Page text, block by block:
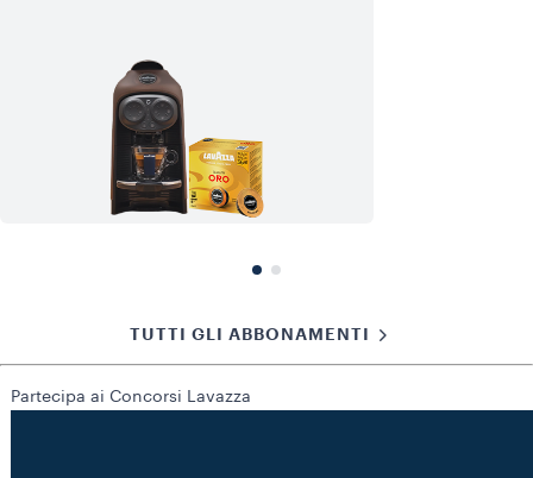
TUTTI GLI ABBONAMENTI
Partecipa ai Concorsi Lavazza